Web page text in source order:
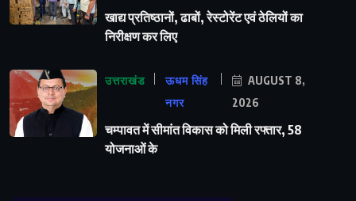
खाद्य प्रतिष्ठानों, ढाबों, रेस्टोरेंट एवं ठेलियों का
निरीक्षण कर लिए
उत्तराखंड
ऊधम सिंह
नगर
AUGUST 8,
2026
चम्पावत में सीमांत विकास को मिली रफ्तार, 58
योजनाओं के